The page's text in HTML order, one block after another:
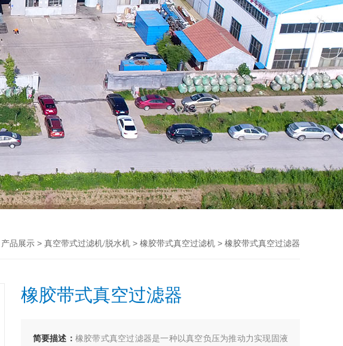
产品展示 > 真空带式过滤机/脱水机 > 橡胶带式真空过滤机 > 橡胶带式真空过滤器
橡胶带式真空过滤器
简要描述： 橡胶带式真空过滤器是一种以真空负压为推动力实现固液